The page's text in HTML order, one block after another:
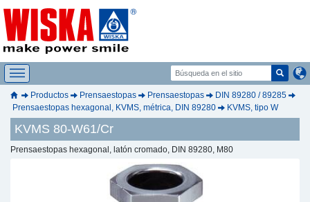
Productos Prensaestopas Prensaestopas
DIN 89280 / 89285
Prensaestopas hexagonal, KVMS, métrica, DIN 89280
KVMS, tipo W
KVMS 80-W61/Cr
Prensaestopas hexagonal, latón cromado, DIN 89280, M80